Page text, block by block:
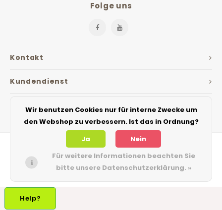
Kontakt
Folge uns
Kundendienst
Mein Konto
Help?
Wir benutzen Cookies nur für interne Zwecke um
den Webshop zu verbessern. Ist das in Ordnung?
Ja
Nein
Für weitere Informationen beachten Sie
bitte unsere Datenschutzerklärung. »